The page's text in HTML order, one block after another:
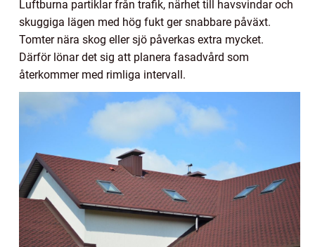
Luftburna partiklar från trafik, närhet till havsvindar och
skuggiga lägen med hög fukt ger snabbare påväxt.
Tomter nära skog eller sjö påverkas extra mycket.
Därför lönar det sig att planera fasadvård som
återkommer med rimliga intervall.